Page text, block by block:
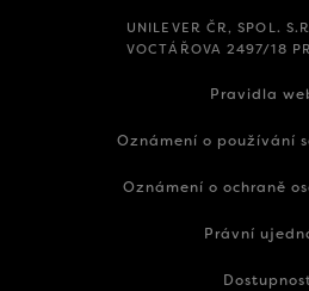
UNILEVER ČR, SPOL.
VOCTÁŘOVA 2497/18
Pravidla
Oznámení o používání
Oznámení o ochraně
Právní